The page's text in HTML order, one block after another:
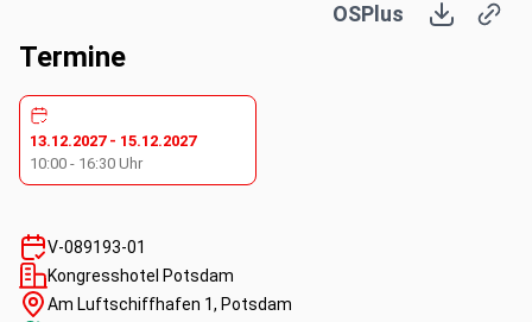
OSPlus
Termine
13.12.2027- 15.12.2027
10:00 - 16:30 Uhr
V-089193-01
Kongresshotel Potsdam
Am Luftschiffhafen 1, Potsdam